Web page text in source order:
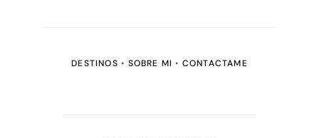
DESTINOS • SOBRE MI • CONTACTAME